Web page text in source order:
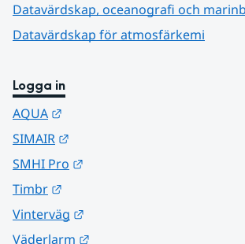
Datavärdskap, oceanografi och
Datavärdskap för atmosfärkemi
Logga in
AQUA
SIMAIR
SMHI Pro
Timbr
Vinterväg
Väderlarm